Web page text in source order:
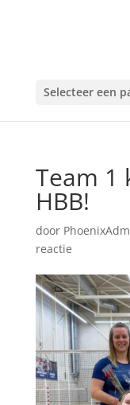
Selecteer een
Team 1
HBB!
door
reactie